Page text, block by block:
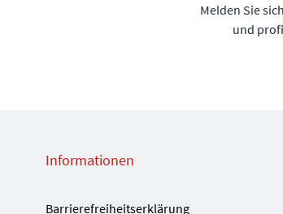
Melden Sie
und
Informationen
Barrierefreiheitserklärung